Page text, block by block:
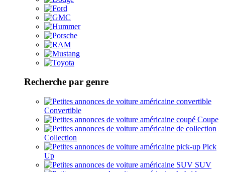
Recherche par genre
Convertible
Coupe
Collection
Pick
Up
SUV